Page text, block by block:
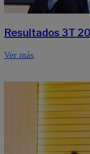
Resultados 3T
Ver más